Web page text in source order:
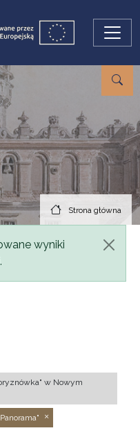
Strona główna
wyniki
w Nowym